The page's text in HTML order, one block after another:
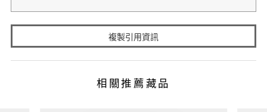
複製引用資訊
相關推薦藏品